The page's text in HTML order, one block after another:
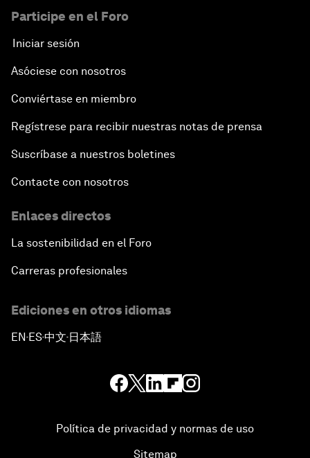
Participe en el Foro
Iniciar sesión
Asóciese con nosotros
Conviértase en miembro
Regístrese para recibir nuestras notas de prensa
Suscríbase a nuestros boletines
Contacte con nosotros
Enlaces directos
La sostenibilidad en el Foro
Carreras profesionales
Ediciones en otros idiomas
EN▪ES▪中文▪ 日本語
Política de privacidad y normas de uso
Sitemap